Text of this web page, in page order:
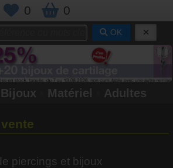
0 0
OK
Bijoux Matériel Adultes
piercings et bijoux